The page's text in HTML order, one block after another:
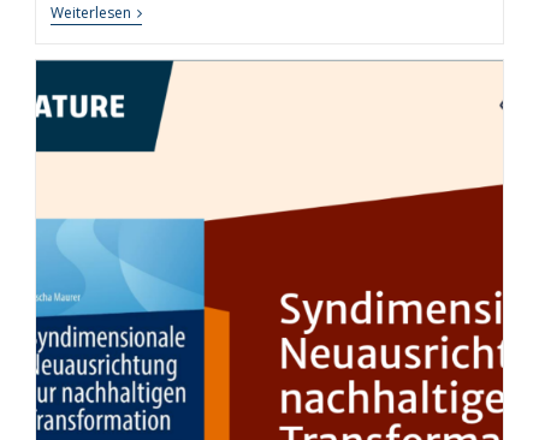
Weiterlesen „Wohlstand
Für
Heute“
Persönliches
Exemplar